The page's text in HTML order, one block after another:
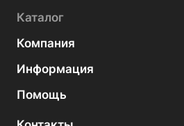
Каталог
Компания
Информация
Помощь